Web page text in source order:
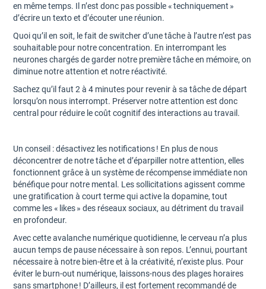
en même temps. Il n’est donc pas possible « techniquement »
d’écrire un texto et d’écouter une réunion.
Quoi qu’il en soit, le fait de switcher d’une tâche à l’autre n’est pas
souhaitable pour notre concentration. En interrompant les
neurones chargés de garder notre première tâche en mémoire, on
diminue notre attention et notre réactivité.
Sachez qu’il faut 2 à 4 minutes pour revenir à sa tâche de départ
lorsqu’on nous interrompt. Préserver notre attention est donc
central pour réduire le coût cognitif des interactions au travail.
Un conseil : désactivez les notifications ! En plus de nous
déconcentrer de notre tâche et d’éparpiller notre attention, elles
fonctionnent grâce à un système de récompense immédiate non
bénéfique pour notre mental. Les sollicitations agissent comme
une gratification à court terme qui active la dopamine, tout
comme les « likes » des réseaux sociaux, au détriment du travail
en profondeur.
Avec cette avalanche numérique quotidienne, le cerveau n’a plus
aucun temps de pause nécessaire à son repos. L’ennui, pourtant
nécessaire à notre bien-être et à la créativité, n’existe plus. Pour
éviter le burn-out numérique, laissons-nous des plages horaires
sans smartphone ! D’ailleurs, il est fortement recommandé de